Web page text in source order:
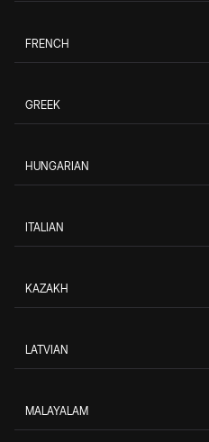
FRENCH
GREEK
HUNGARIAN
ITALIAN
KAZAKH
LATVIAN
MALAYALAM